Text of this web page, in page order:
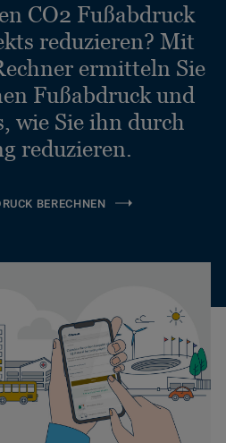
CO2 Fußabdruck
reduzieren? Mit
ermitteln Sie
Fußabdruck und
wie Sie ihn durch
reduzieren.
BERECHNEN